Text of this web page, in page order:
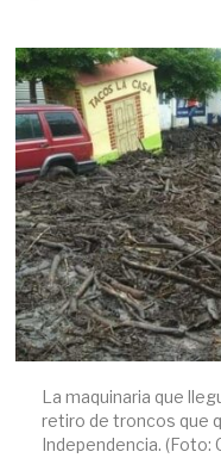
La maquinaria que
retiro de troncos que
Independencia. (Foto: